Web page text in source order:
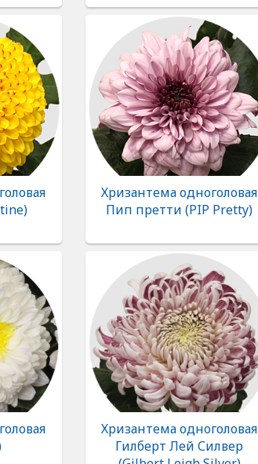
Хризантема одноголовая
Пип претти (PIP Pretty)
Хризантема одноголовая
Гилберт Лей Силвер